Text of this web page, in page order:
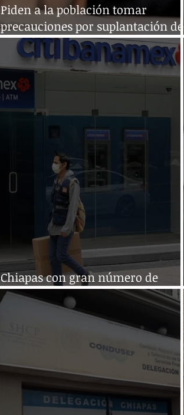
Piden a la población tomar
precauciones por suplantación de
instituciones financieras
Chiapas con gran número de
reclamaciones bancarias